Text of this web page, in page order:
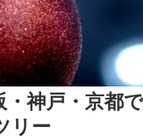
・神戸・京都
リー